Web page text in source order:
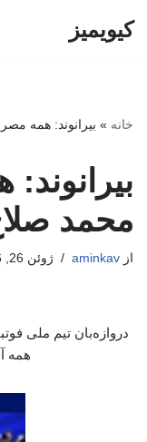
کیویمیز
خانه » بیرانوند: همه
محمد
از aminkav ژوئن 26, 2026
دروازه‌بان تیم ملی
همه